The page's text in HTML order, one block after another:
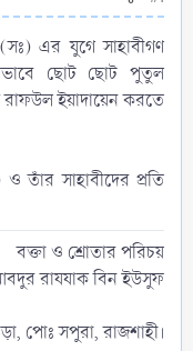
এর যুগে সাহাবীগণ
ছোট ছোট পুতুল
ইয়াদায়েন করতে
তাঁর সাহাবীদের প্রতি
বক্তা ও শ্রোতার পরিচয়
রাযযাক বিন ইউসুফ
পোঃ সপুরা, রাজশাহী।​